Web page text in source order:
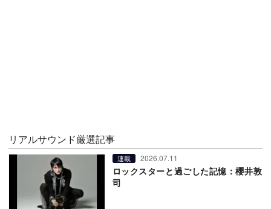
リアルサウンド厳選記事
連載 2026.07.11
ロックスターと過ごした記憶：櫻井敦
司